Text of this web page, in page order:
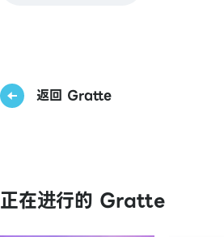
返回 Gratte
正在进行的 Gratte